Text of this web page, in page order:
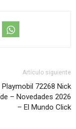
Artículo siguiente
Playmobil 72268 Nick
– Novedades 2026
– El Mundo Click